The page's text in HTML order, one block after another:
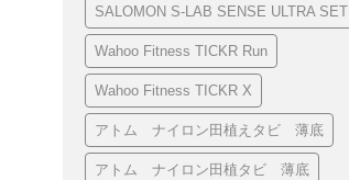
SALOMON S-LAB SENSE ULTRA SET
Wahoo Fitness TICKR Run
Wahoo Fitness TICKR X
アトム ナイロン田植えタビ 薄底
アトム ナイロン田植タビ 薄底